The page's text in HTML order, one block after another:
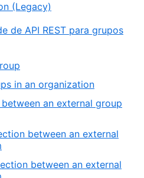
(Legacy)
de API REST para grupos
in an organization
an external group
between an external
between an external